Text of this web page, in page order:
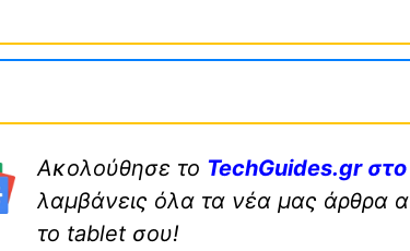
Ακολούθησε το TechGuides.gr
λαμβάνεις όλα τα νέα μας άρθρα
το tablet σου!